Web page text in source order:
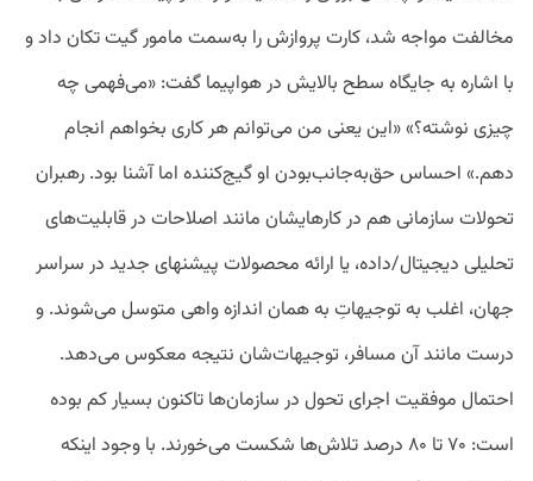
مخالفت مواجه شد، کارت پروازش را به‌سمت مامور گیت تکان داد و
با اشاره به جایگاه سطح بالایش در هواپیما گفت: «می‌فهمی چه
چیزی نوشته؟» «این یعنی من می‌توانم هر کاری بخواهم انجام
دهم.» احساس حق‌به‌جانب‌بودن او گیج‌کننده اما آشنا بود. رهبران
تحولات سازمانی هم در کارهایشان مانند اصلاحات در قابلیت‌های
تحلیلی دیجیتال/داده، یا ارائه محصولات پیشنهای جدید در سراسر
جهان، اغلب به توجیهاتِ به همان اندازه واهی متوسل می‌شوند. و
درست مانند آن مسافر، توجیهات‌شان نتیجه معکوس می‌دهد.
احتمال موفقیت اجرای تحول در سازمان‌ها تاکنون بسیار کم بوده
است: ۷۰ تا ۸۰ درصد تلاش‌ها شکست می‌خورند. با وجود اینکه